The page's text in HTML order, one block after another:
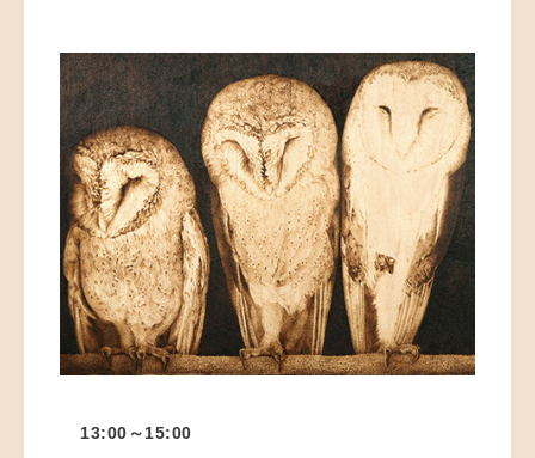
13:00～15:00